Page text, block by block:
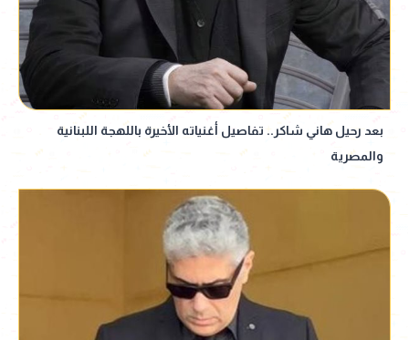
بعد رحيل هاني شاكر.. تفاصيل أغنياته الأخيرة باللهجة اللبنانية
والمصرية